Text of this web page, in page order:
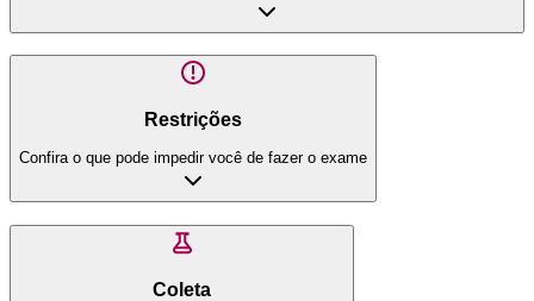
Restrições
Confira o que pode impedir você de fazer o exame
Coleta